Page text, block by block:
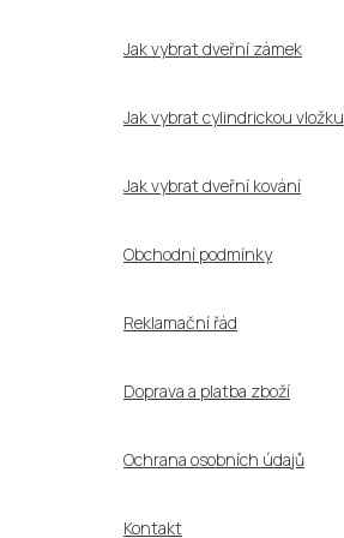
Jak vybrat dveřní zámek
Jak vybrat cylindrickou vložku
Jak vybrat dveřní kování
Obchodní podmínky
Reklamační řád
Doprava a platba zboží
Ochrana osobních údajů
Kontakt